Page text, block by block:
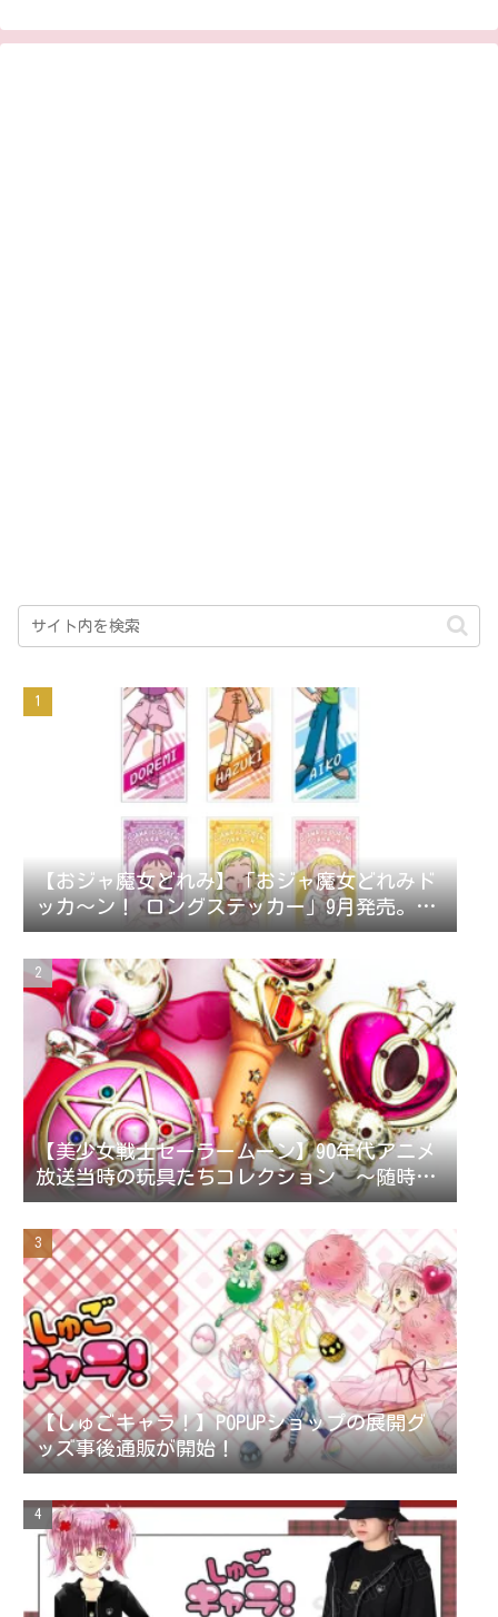
【おジャ魔女どれみ】「おジャ魔女どれみド
ッカ～ン！ ロングステッカー」9月発売。ス
テッカー全42種。
【美少女戦士セーラームーン】90年代アニメ
放送当時の玩具たちコレクション ～随時更
新～
【しゅごキャラ！】POPUPショップの展開グ
ッズ事後通販が開始！